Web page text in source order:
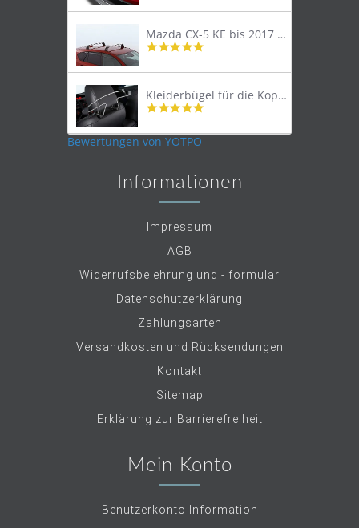
rating
Mazda CX-5 KE bis 2017 Lastenträger Dachträger
4.9
rating
Kleiderbügel für die Kopfstütze
4.9
rating
Bewertungen von YOTPO
Informationen
Impressum
AGB
Widerrufsbelehrung und - formular
Datenschutzerklärung
Zahlungsarten
Versandkosten und Rücksendungen
Kontakt
Sitemap
Erklärung zur Barrierefreiheit
Mein Konto
Benutzerkonto Information